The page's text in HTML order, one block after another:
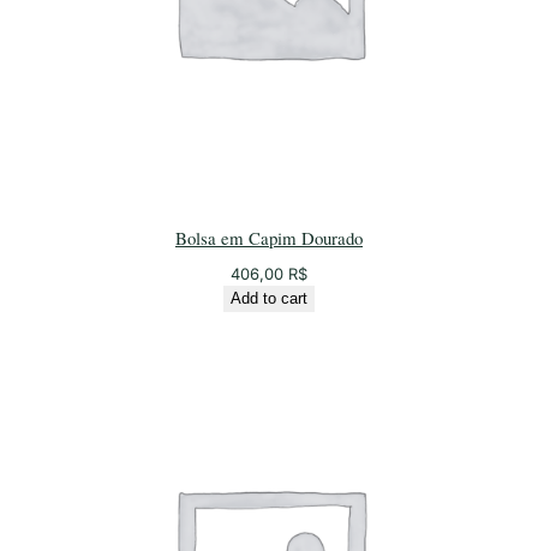
Bolsa em Capim Dourado
406,00 R$
Add to cart